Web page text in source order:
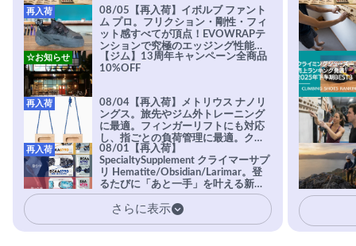
08/05【再入荷】イボルブ ファント
ム プロ。フリクション・剛性・フィ
ット感すべてが頂点！EVOWRAPテ
ンションで究極のエッジング性能を
実現。進化系ラバーEvo-74はTRAX
を凌駕する粘着力で極小ホールドに
再入荷
【ジム】13周年キャンペーン全商品
10%OFF
☆お知らせ
08/04【再入荷】メトリウス ナノリ
ングス。旅先やジム外トレーニング
に最適。フィンガーリフトにも対応
し、指ごとの負荷管理に最適。クラ
イマーの指を本気で鍛えるギア。
再入荷
08/01【再入荷】
SpecialtySupplement クライマーサプ
リ Hematite/Obsidian/Larimar。登
るたびに「あと一手」を叶える新習
慣。高強度・高頻度のトレーニング
に耐えられる体を目指すクライマー
に、圧倒的支持を受ける専用設計サ
プリ。
再入荷
さらに表示